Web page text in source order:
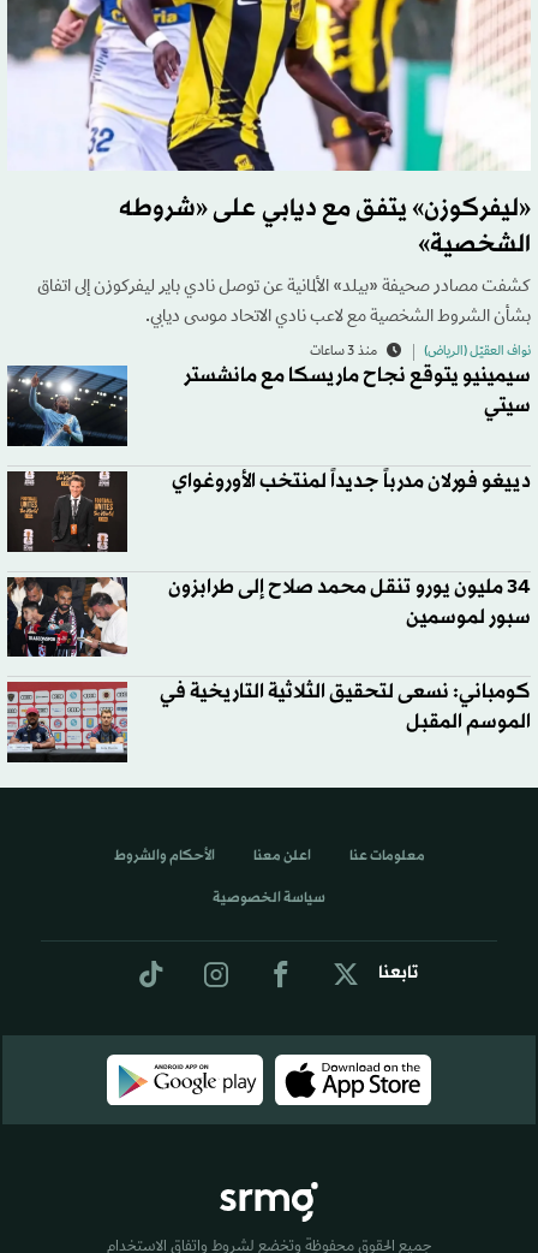
«ليفركوزن» يتفق مع ديابي على «شروطه
الشخصية»
كشفت مصادر صحيفة «بيلد» الألمانية عن توصل نادي باير ليفركوزن إلى اتفاق
بشأن الشروط الشخصية مع لاعب نادي الاتحاد موسى ديابي.
نواف العقيّل (الرياض) منذ 3 ساعات
سيمينيو يتوقع نجاح ماريسكا مع مانشستر
سيتي
دييغو فورلان مدرباً جديداً لمنتخب الأوروغواي
34 مليون يورو تنقل محمد صلاح إلى طرابزون
سبور لموسمين
كومباني: نسعى لتحقيق الثلاثية التاريخية في
الموسم المقبل
تابعنا
معلومات عنا اعلن معنا الأحكام والشروط
سياسة الخصوصية
جميع الحقوق محفوظة وتخضع لشروط واتفاق الاستخدام